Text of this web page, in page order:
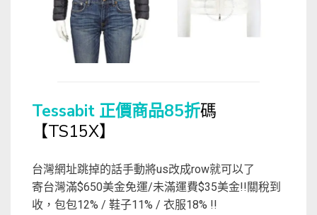
Tessabit 正價商品85折碼
【TS15X】
台灣網址跳掉的話手動將us改成row就可以了
寄台灣滿$650美金免運/未滿運費$35美金!!關稅到
收，包包12% / 鞋子11% / 衣服18% !!